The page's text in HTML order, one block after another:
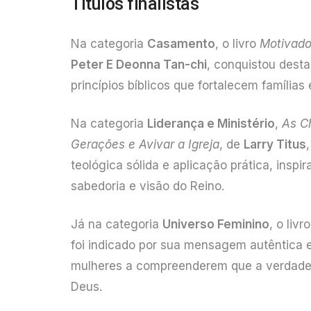
Na categoria Casamento, o livro
Peter E Deonna Tan-chi, conquistou
princípios bíblicos que fortalecem
Na categoria Liderança e Ministério, As
Gerações e Avivar a Igreja, de Larry Titus
teológica sólida e aplicação prática,
sabedoria e visão do Reino.
Já na categoria Universo Feminino, o
foi indicado por sua mensagem autêntica
mulheres a compreenderem que a
Deus.